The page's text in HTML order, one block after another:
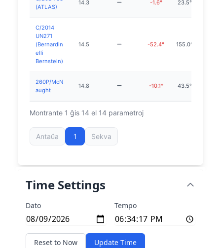
(ATLAS)
14.3 -1.6° 23.5°
C/2014
UN271
(Bernardin
elli-
Bernstein)
14.5 -52.4° 155.0°
260P/McN
aught
14.8 -10.1° 43.5°
Montrante 1 ĝis 14 el 14 parametroj
Antaŭa 1 Sekva
Time Settings
Dato Tempo
Reset to Now Update Time